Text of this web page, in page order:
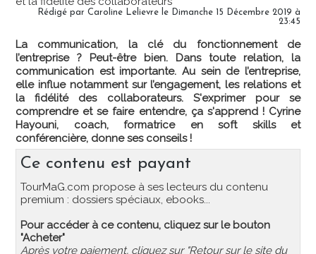
Rédigé par Caroline Lelievre le Dimanche 15 Décembre 2019 à
23:45
La communication, la clé du fonctionnement de
l’entreprise ? Peut-être bien. Dans toute relation, la
communication est importante. Au sein de l’entreprise,
elle influe notamment sur l’engagement, les relations et
la fidélité des collaborateurs. S'exprimer pour se
comprendre et se faire entendre, ça s'apprend ! Cyrine
Hayouni, coach, formatrice en soft skills et
conférencière, donne ses conseils !
Ce contenu est payant
TourMaG.com propose à ses lecteurs du contenu
premium : dossiers spéciaux, ebooks...
Pour accéder à ce contenu, cliquez sur le bouton
"Acheter"
Après votre paiement, cliquez sur "Retour sur le site du